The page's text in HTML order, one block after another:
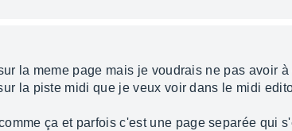
la meme page mais je voudrais ne pas avoir
la piste midi que je veux voir dans le midi
ça et parfois c'est une page separée qui